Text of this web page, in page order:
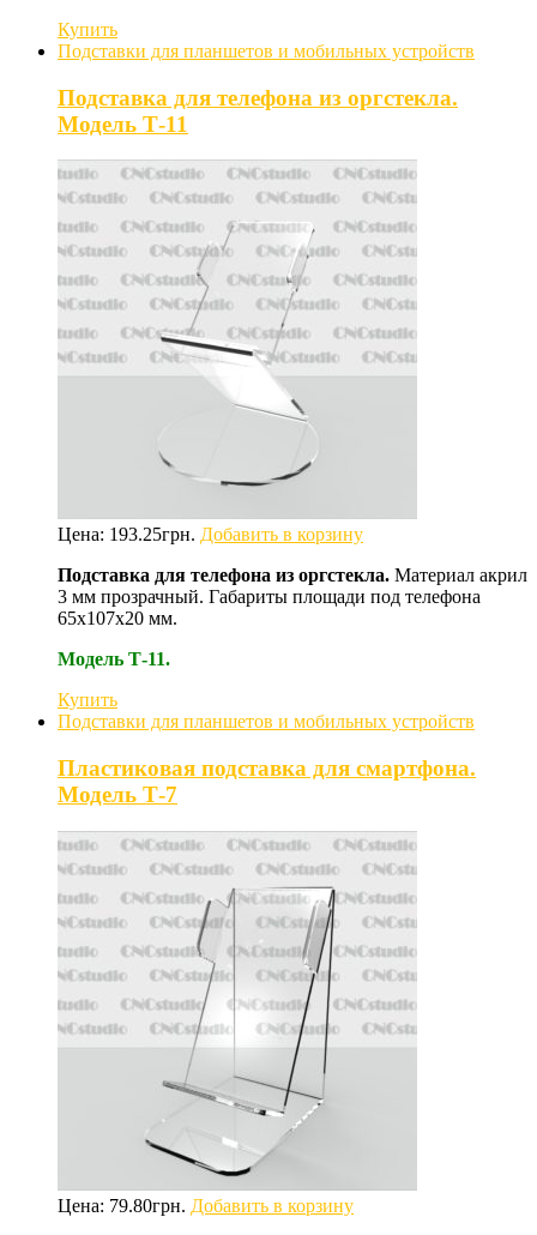
Купить
Подставки для планшетов и мобильных устройств
Подставка для телефона из оргстекла.
Модель Т-11
Цена: 193.25грн. Добавить в корзину
Подставка для телефона из оргстекла. Материал акрил
3 мм прозрачный. Габариты площади под телефона
65х107х20 мм.
Модель Т-11.
Купить
Подставки для планшетов и мобильных устройств
Пластиковая подставка для смартфона.
Модель Т-7
Цена: 79.80грн. Добавить в корзину